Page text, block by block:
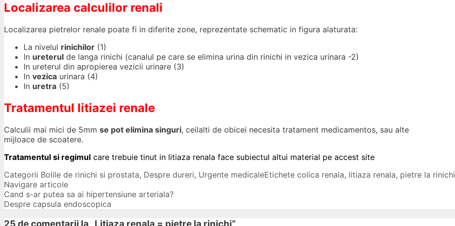
Localizarea calculilor renali
Localizarea pietrelor renale poate fi in diferite zone, reprezentate schematic in figura alaturata:
La nivelul rinichilor (1)
In ureterul de langa rinichi (canalul pe care se elimina urina din rinichi in vezica urinara -2)
In ureterul din apropierea vezicii urinare (3)
In vezica urinara (4)
In uretra (5)
Tratamentul litiazei renale
Calculii mai mici de 5mm se pot elimina singuri, ceilalti de obicei necesita tratament medicamentos, sau alte
mijloace de scoatere.
Tratamentul si regimul care trebuie tinut in litiaza renala face subiectul altui material pe accest site
Categorii Bolile de rinichi si prostata, Despre dureri, Urgente medicaleEtichete colica renala, litiaza renala, pietre la rinichi
Navigare articole
Cand s-ar putea sa ai hipertensiune arteriala?
Despre capsula endoscopica
25 de comentarii la „ Litiaza renala = pietre la rinichi”